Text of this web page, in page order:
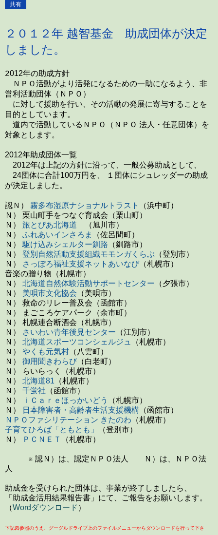
共有
２０１２年 越智基金 助成団体が決定
しました。
2012年の助成方針
ＮＰＯ活動がより活発になるための一助になるよう、非
営利活動団体（ＮＰＯ）
に対して援助を行い、その活動の発展に寄与することを
目的としています。
道内で活動しているＮＰＯ（ＮＰＯ 法人・任意団体）を
対象とします。
2012年助成団体一覧
2012年は上記の方針に沿って、一般公募助成として、
24団体に合計100万円を、
１団体にシュレッダーの助成
が決定しました。
認Ｎ） 霧多布湿原ナショナルトラスト
（浜中町）
Ｎ） 栗山町手をつなぐ育成会（栗山町）
Ｎ）
旅とぴあ北海道 （旭川市）
Ｎ） ふれあいインさろま
（佐呂間町）
Ｎ）駆け込みシェルター釧路 （釧路市）
Ｎ） 登別自然活動支援組織モモンガくらぶ （登別市）
Ｎ）
さっぽろ福祉支援ネットあいなび （札幌市）
音楽の贈り物（札幌市）
Ｎ） 北海道自然体験活動サポートセンター （夕張市）
Ｎ）
美唄市文化協会 （美唄市）
Ｎ） 救命のリレー普及会（函館市）
Ｎ） まごころケアパーク（余市町）
Ｎ） 札幌連合断酒会（札幌市）
Ｎ）
さいわい青年後見センター （江別市）
Ｎ） 北海道スポーツコンシェルジュ
（札幌市）
Ｎ） やくも元気村 （八雲町）
Ｎ） 御用聞きわらび （白老町）
Ｎ） らいらっく（札幌市）
Ｎ） 北海道81 （札幌市）
Ｎ） 千蛍社 （函館市）
Ｎ）
ｉＣａｒｅほっかいどう
（札幌市）
Ｎ）
日本障害者・高齢者生活支援機構 （函館市）
ＮＰＯファシリテーション きたのわ （札幌市）
子育てひろば「ともとも」
（登別市）
Ｎ）
ＰＣＮＥＴ （札幌市）
※ 認Ｎ）は、認定ＮＰＯ法人 Ｎ）は、ＮＰＯ法
人
助成金を受けられた団体は、事業が終了しましたら、
「助成金活用結果報告書」にて、ご報告をお願いします。
（Wordダウンロード ）
下記図参照のうえ、グーグルドライブ上のファイルメニューからダウンロードを行って下さ